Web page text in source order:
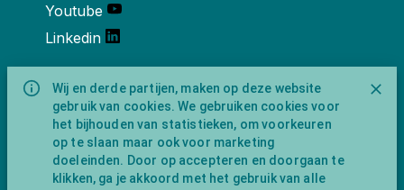
Wij en derde partijen, maken op deze website
gebruik van cookies. We gebruiken cookies voor
het bijhouden van statistieken, om voorkeuren
op te slaan maar ook voor marketing
doeleinden. Door op accepteren en doorgaan te
klikken, ga je akkoord met het gebruik van alle
Youtube
Linkedin
Over ons
Schroef-it is een handelsnaam van
NewFeather B.V. geregisteerd onder KVK
nummer 91702593 met BTW-
identificatienummer NL865743009B01.